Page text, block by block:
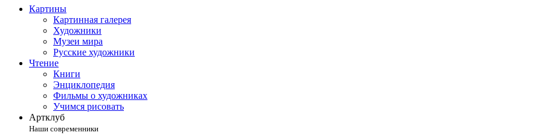
Картины
Картинная галерея
Художники
Музеи мира
Русские художники
Чтение
Книги
Энциклопедия
Фильмы о художниках
Учимся рисовать
Артклуб
Наши современники